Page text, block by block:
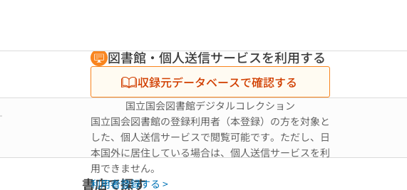
図書館・個人送信サービスを利用する
収録元データベースで確認する
国立国会図書館デジタルコレクション
国立国会図書館の登録利用者（本登録）の方を対象と
した、個人送信サービスで閲覧可能です。ただし、日
本国外に居住している場合は、個人送信サービスを利
用できません。
利用者登録する >
書店で探す